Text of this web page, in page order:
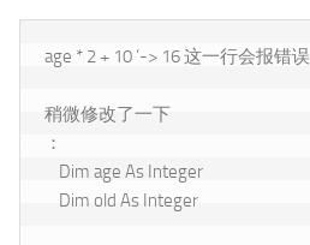
age * 2 + 10 ‘-> 16 这一行会报错误
稍微修改了一下
：
Dim old As Integer